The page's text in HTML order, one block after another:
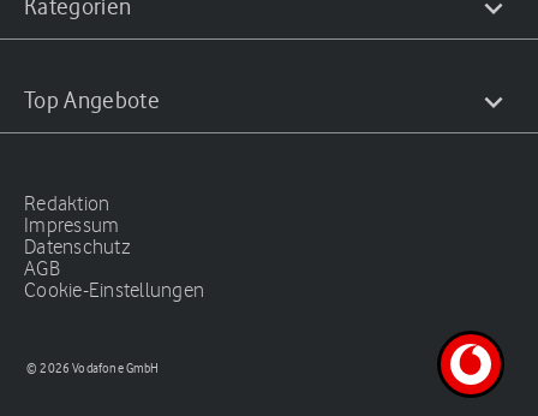
Kategorien
Top Angebote
Redaktion
Impressum
Datenschutz
AGB
Cookie-Einstellungen
© 2026 Vodafone GmbH